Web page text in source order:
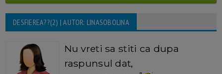
DESFIEREA??(2) | AUTOR: LINASOBOLINA
Nu vreti sa stiti ca dupa
raspunsul dat,